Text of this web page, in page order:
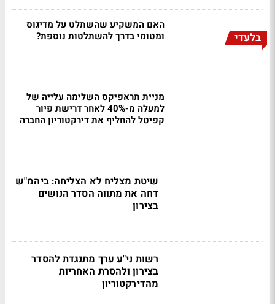
בלעדי
האם המשקיע שהשתלט על מדיגוס
ומטומי בדרך להשתלטות נוספת?
מניית תראפיקס השלימה עלייה של
למעלה מ-40% לאחר דרישת פיור
קפיטל להחליף את דירקטוריון החברה
שיטת מצליח לא הצליחה: ביהמ"ש
דחה את מתווה הסדר הנושים
בצירון
רשות ני"ע ערך מתנגדת להסדר
בצירון ולהסרת האחריות
מהדירקטוריון